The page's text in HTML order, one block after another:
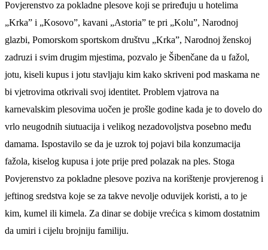
Povjerenstvo za pokladne plesove koji se priređuju u hotelima
„Krka” i „Kosovo”, kavani „Astoria” te pri „Kolu”, Narodnoj
glazbi, Pomorskom sportskom društvu „Krka”, Narodnoj ženskoj
zadruzi i svim drugim mjestima, pozvalo je Šibenčane da u fažol,
jotu, kiseli kupus i jotu stavljaju kim kako skriveni pod maskama ne
bi vjetrovima otkrivali svoj identitet. Problem vjatrova na
karnevalskim plesovima uočen je prošle godine kada je to dovelo do
vrlo neugodnih siutuacija i velikog nezadovoljstva posebno među
damama. Ispostavilo se da je uzrok toj pojavi bila konzumacija
fažola, kiselog kupusa i jote prije pred polazak na ples. Stoga
Povjerenstvo za pokladne plesove poziva na korištenje provjerenog i
jeftinog sredstva koje se za takve nevolje oduvijek koristi, a to je
kim, kumel ili kimela. Za dinar se dobije vrećica s kimom dostatnim
da umiri i cijelu brojniju familiju.